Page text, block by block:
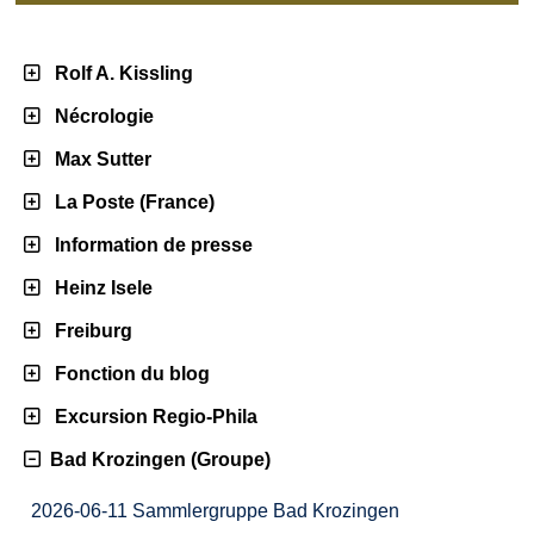
Rolf A. Kissling
Nécrologie
Max Sutter
La Poste (France)
Information de presse
Heinz Isele
Freiburg
Fonction du blog
Excursion Regio-Phila
Bad Krozingen (Groupe)
2026-06-11 Sammlergruppe Bad Krozingen